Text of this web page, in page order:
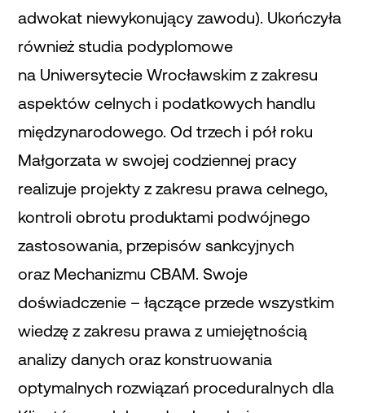
adwokat niewykonujący zawodu). Ukończyła
również studia podyplomowe
na Uniwersytecie Wrocławskim z zakresu
aspektów celnych i podatkowych handlu
międzynarodowego. Od trzech i pół roku
Małgorzata w swojej codziennej pracy
realizuje projekty z zakresu prawa celnego,
kontroli obrotu produktami podwójnego
zastosowania, przepisów sankcyjnych
oraz Mechanizmu CBAM. Swoje
doświadczenie – łączące przede wszystkim
wiedzę z zakresu prawa z umiejętnością
analizy danych oraz konstruowania
optymalnych rozwiązań proceduralnych dla